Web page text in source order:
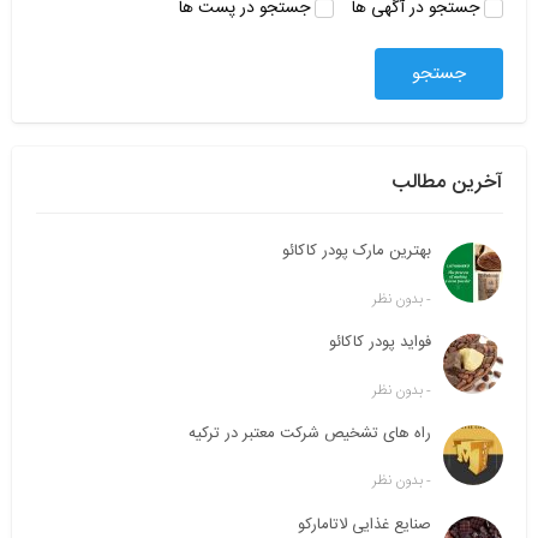
ج
و
ر
ی
جستجو در آگهی ها جستجو در پست ها
آخرین مطالب
بهترین مارک پودر کاکائو
-بدون نظر
فواید پودر کاکائو
-بدون نظر
راه های تشخیص شرکت معتبر در ترکیه
-بدون نظر
صنایع غذایی لاتامارکو